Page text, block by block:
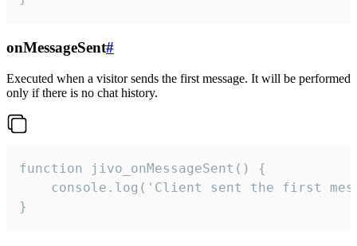
onMessageSent#
Executed when a visitor sends the first message. It will be performed
only if there is no chat history.
function jivo_onMessageSent() {
console.log('Client sent the first
}